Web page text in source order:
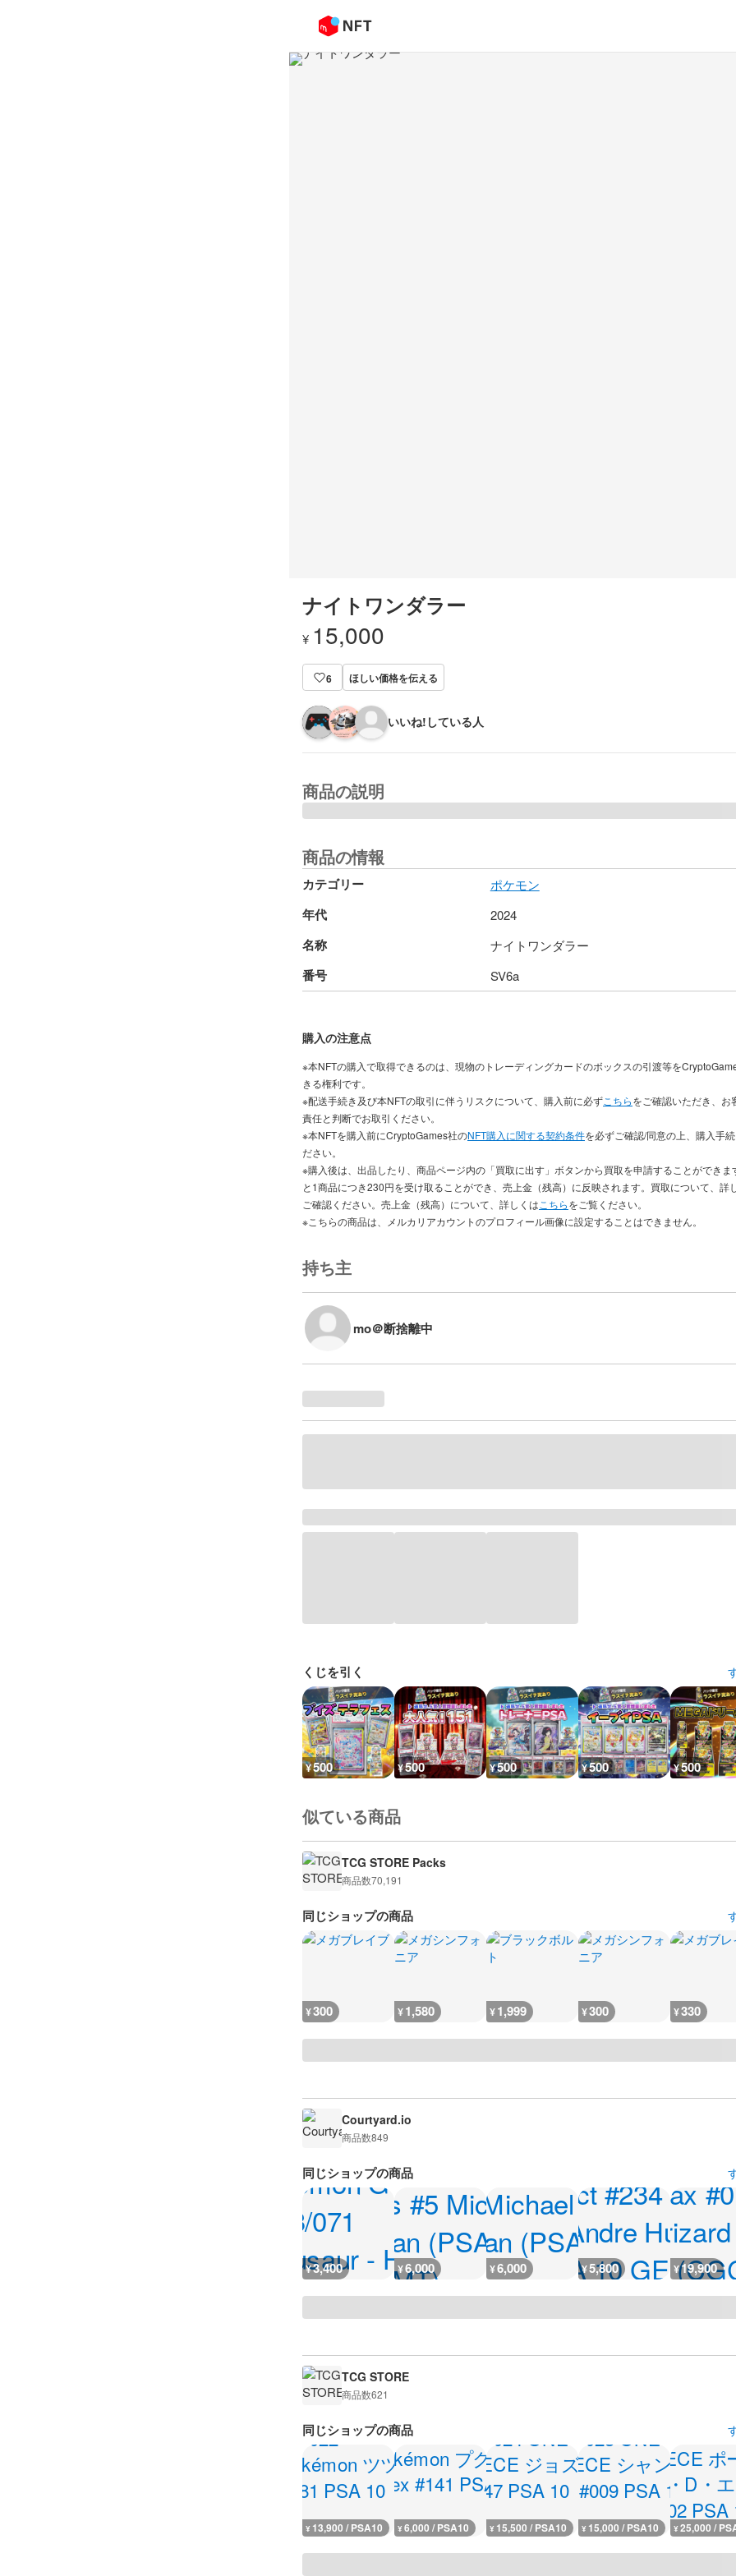
ナイトワンダラー
¥ 15,000
6 ほしい価格を伝える
いいね!している人
商品の説明
商品の情報
カテゴリー ポケモン
年代 2024
名称 ナイトワンダラー
番号 SV6a
購入の注意点
※本NFTの購入で取得できるのは、現物のトレーディングカードのボックスの引渡等を
きる権利です。
※配送手続き及び本NFTの取引に伴うリスクについて、購入前に必ずこちらをご確認いただき、お
責任と判断でお取引ください。
※本NFTを購入前にCryptoGames社のNFT購入に関する契約条件を必ずご確認/同意の上、購入手
ださい。
※購入後は、出品したり、商品ページ内の「買取に出す」ボタンから買取を申請することができま
と1商品につき230円を受け取ることができ、売上金（残高）に反映されます。買取について、詳
ご確認ください。売上金（残高）について、詳しくは こちらをご覧ください。
※こちらの商品は、メルカリアカウントのプロフィール画像に設定することはできません。
持ち主
mo＠断捨離中
くじを引く
¥500 ¥500 ¥500 ¥500 ¥500
似ている商品
TCG STORE Packs
商品数70,191
同じショップの商品
¥300 ¥1,580 ¥1,999 ¥300 ¥330
Courtyard.io
商品数849
同じショップの商品
¥3,400 ¥6,000 ¥6,000 ¥5,800 ¥19,900
TCG STORE
商品数621
同じショップの商品
¥ 13,900 / PSA10 ¥6,000 / PSA10 ¥ 15,500 / PSA10 ¥ 15,000 / PSA10 ¥25,000 /